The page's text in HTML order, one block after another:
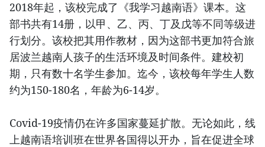
2018年起，该校完成了《我学习越南语》课本。这
部书共有14册，以甲、乙、丙、丁及戊等不同等级进
行划分。该校把其用作教材，因为这部书更加符合旅
居波兰越南人孩子的生活环境及时间条件。建校初
期，只有数十名学生参加。迄今，该校每年学生人数
约为150-180名，年龄为6-14岁。
Covid-19疫情仍在许多国家蔓延扩散。无论如此，线
上越南语培训班在世界各国得以开办，旨在促进全球